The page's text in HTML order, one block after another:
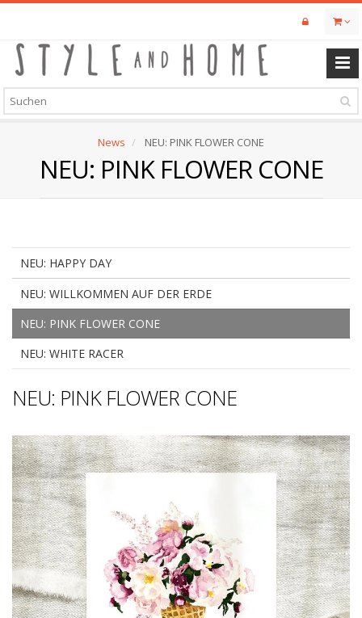
Skip
main
content
News NEU: PINK FLOWER CONE
NEU: PINK FLOWER CONE
NEU: HAPPY DAY
NEU: WILLKOMMEN AUF DER ERDE
NEU: PINK FLOWER CONE
NEU: WHITE RACER
NEU: PINK FLOWER CONE